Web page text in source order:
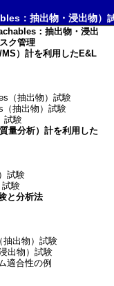
：抽出物・浸出物）
：抽出物・浸出
ク管理
）計を利用したE&L
（抽出物）試験
抽出物）試験
試験
量分析）計を利用した
試験
験
と分析法
出物）試験
出物）試験
適合性の例